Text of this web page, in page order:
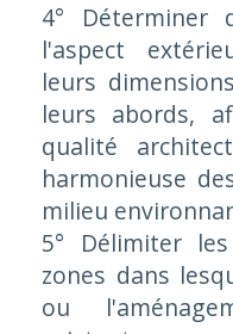
4° Déterminer
l'aspect
leurs
leurs abords,
qualité
harmonieuse
milieu
5° Délimiter
zones dans
ou